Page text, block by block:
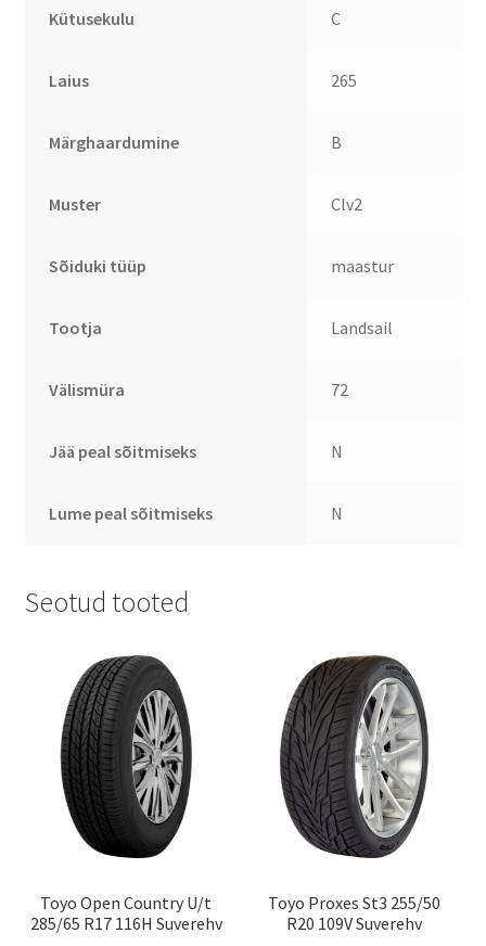
Kütusekulu C
Laius 265
Märghaardumine B
Muster Clv2
Sõiduki tüüp maastur
Tootja Landsail
Välismüra 72
Jää peal sõitmiseks N
Lume peal sõitmiseks N
Seotud tooted
Toyo Open Country U/t
285/65 R17 116H Suverehv
Toyo Proxes St3 255/50
R20 109V Suverehv